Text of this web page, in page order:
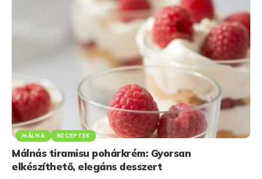
MÁLNA RECEPTEK
Málnás tiramisu pohárkrém: Gyorsan
elkészíthető, elegáns desszert